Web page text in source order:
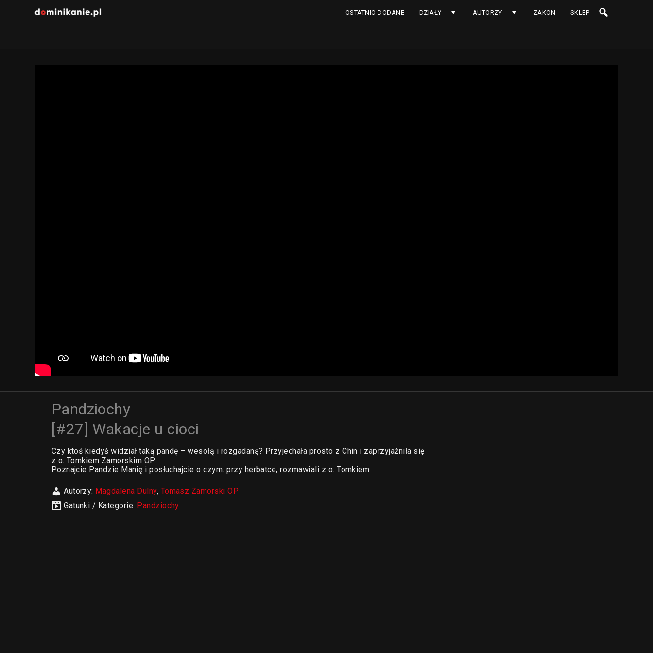
OSTATNIO DODANE DZIAŁY AUTORZY ZAKON SKLEP
Pandziochy
[#27] Wakacje u cioci
Czy ktoś kiedyś widział taką pandę – wesołą i rozgadaną? Przyjechała prosto z Chin i zaprzyjaźniła się
z o. Tomkiem Zamorskim OP.
Poznajcie Pandzie Manię i posłuchajcie o czym, przy herbatce, rozmawiali z o. Tomkiem.
Autorzy: Magdalena Dulny, Tomasz Zamorski OP
Gatunki / Kategorie: Pandziochy